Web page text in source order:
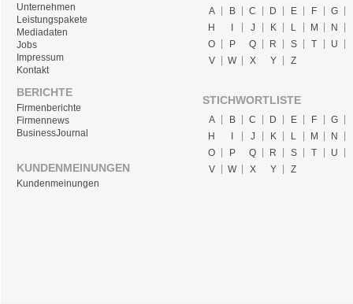
Unternehmen
Leistungspakete
Mediadaten
Jobs
Impressum
Kontakt
BERICHTE
Firmenberichte
Firmennews
BusinessJournal
KUNDENMEINUNGEN
Kundenmeinungen
A B C D E F
G
H
J K L M
N
O
P Q R S T
U
V
W X Y Z
STICHWORTLISTE
A B C D E F
G
H
J K L M
N
O
P Q R S T
U
V
W X Y Z